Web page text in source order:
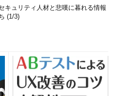
キュリティ人材と悲嘆に暮れる情報
(1/3)